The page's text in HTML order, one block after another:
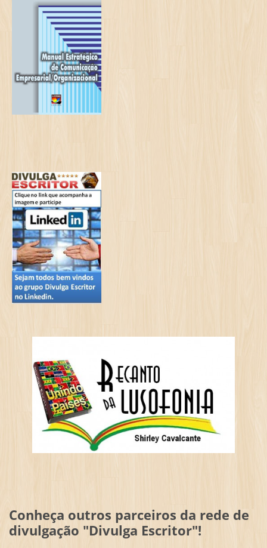
Conheça outros parceiros da rede de
divulgação "Divulga Escritor"!